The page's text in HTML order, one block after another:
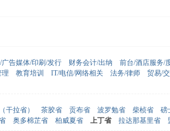
广告媒体/印刷/发行 财务会计/出纳
前台/酒店服务/
理 教育培训 IT/电信/网络相关 法务/律师 贸易/
干拉省） 茶胶省 贡布省 波罗勉省 柴桢省 磅
奥多棉芷省 柏威夏省 上丁省 拉达那基里省